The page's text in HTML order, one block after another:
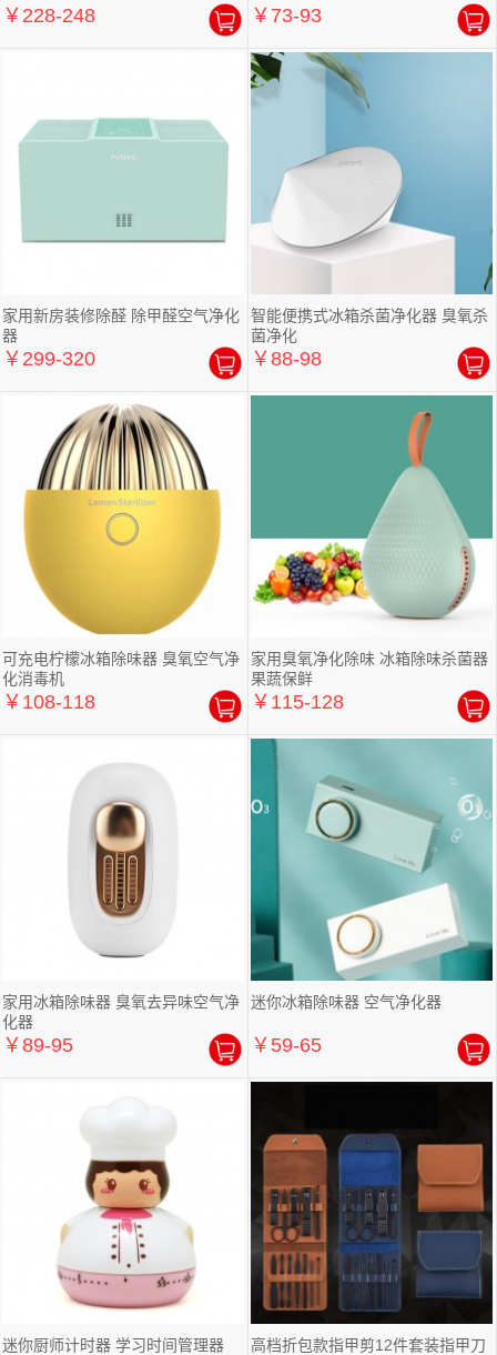
￥228-248 ￥73-93
家用新房装修除醛 除甲醛空气净化
器
￥299-320
智能便携式冰箱杀菌净化器 臭氧杀
菌净化
￥88-98
可充电柠檬冰箱除味器 臭氧空气净
化消毒机
￥108-118
家用臭氧净化除味 冰箱除味杀菌器
果蔬保鲜
￥115-128
家用冰箱除味器 臭氧去异味空气净
化器
￥89-95
迷你冰箱除味器 空气净化器
￥59-65
迷你厨师计时器 学习时间管理器
高档折包款指甲剪12件套装指甲刀